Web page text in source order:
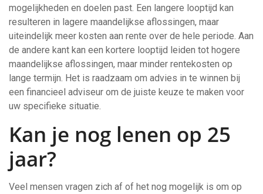
mogelijkheden en doelen past. Een langere looptijd kan
resulteren in lagere maandelijkse aflossingen, maar
uiteindelijk meer kosten aan rente over de hele periode. Aan
de andere kant kan een kortere looptijd leiden tot hogere
maandelijkse aflossingen, maar minder rentekosten op
lange termijn. Het is raadzaam om advies in te winnen bij
een financieel adviseur om de juiste keuze te maken voor
uw specifieke situatie.
Kan je nog lenen op 25
jaar?
Veel mensen vragen zich af of het nog mogelijk is om op